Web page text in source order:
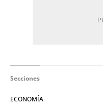
Secciones
ECONOMÍA